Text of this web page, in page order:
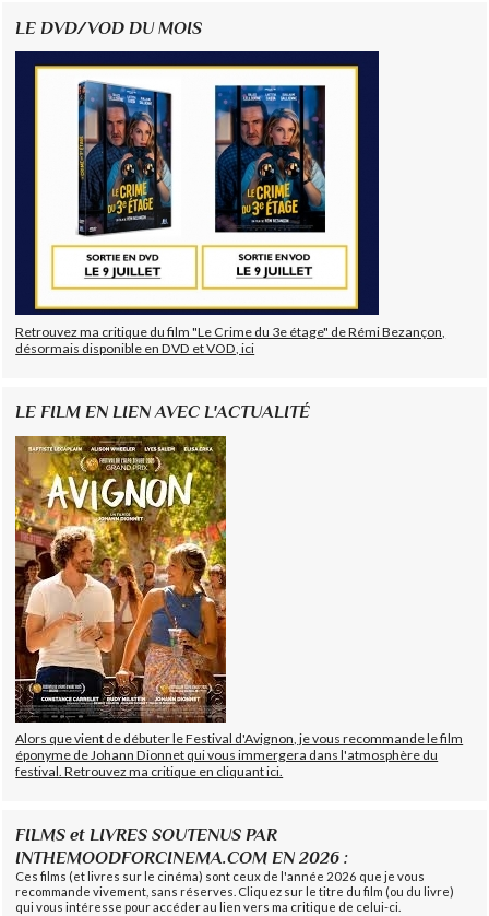
LE DVD/VOD DU MOIS
Retrouvez ma critique du film "Le Crime du 3e étage" de Rémi Bezançon,
désormais disponible en DVD et VOD, ici
LE FILM EN LIEN AVEC L'ACTUALITÉ
Alors que vient de débuter le Festival d'Avignon, je vous recommande le film
éponyme de Johann Dionnet qui vous immergera dans l'atmosphère du
festival. Retrouvez ma critique en cliquant ici.
FILMS et LIVRES SOUTENUS PAR
INTHEMOODFORCINEMA.COM EN 2026 :
Ces films (et livres sur le cinéma) sont ceux de l'année 2026 que je vous
recommande vivement, sans réserves. Cliquez sur le titre du film (ou du livre)
qui vous intéresse pour accéder au lien vers ma critique de celui-ci.